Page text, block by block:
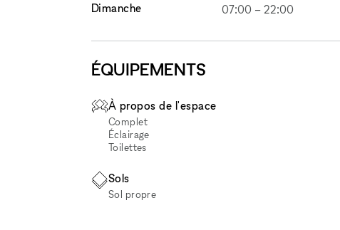
Dimanche
07:00 –22:00
ÉQUIPEMENTS
À propos de l'espace
Complet
Éclairage
Toilettes
Sols
Sol propre